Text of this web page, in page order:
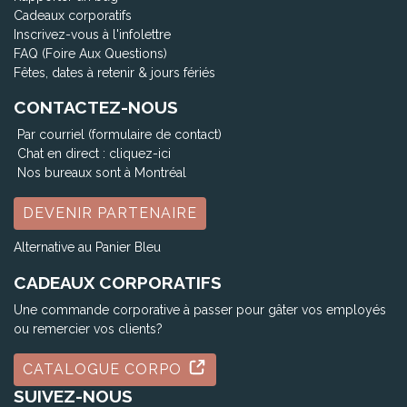
Cadeaux corporatifs
Inscrivez-vous à l'infolettre
FAQ (Foire Aux Questions)
Fêtes, dates à retenir & jours fériés
CONTACTEZ-NOUS
Par courriel (formulaire de contact)
Chat en direct : cliquez-ici
Nos bureaux sont à Montréal
DEVENIR PARTENAIRE
Alternative au Panier Bleu
CADEAUX CORPORATIFS
Une commande corporative à passer pour gâter vos employés
ou remercier vos clients?
CATALOGUE CORPO
SUIVEZ-NOUS